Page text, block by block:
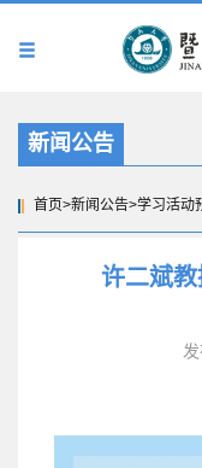
新闻公告
首页>新闻公告>学习活动
许二斌教